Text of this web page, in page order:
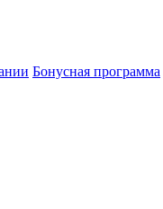
Бонусная программа